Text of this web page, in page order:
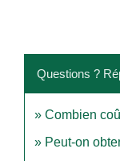
Questions ?
Combien
Peut-on